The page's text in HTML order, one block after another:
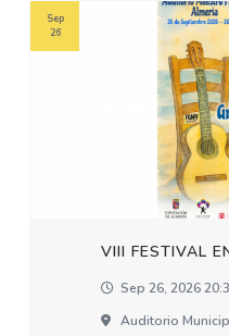
VIII FESTIVAL
Sep 26, 2026
Auditorio
Sep
26